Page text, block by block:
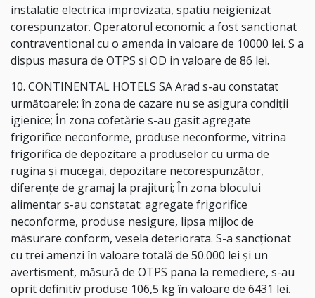
instalatie electrica improvizata, spatiu neigienizat
corespunzator. Operatorul economic a fost sanctionat
contraventional cu o amenda in valoare de 10000 lei. S a
dispus masura de OTPS si OD in valoare de 86 lei.
10. CONTINENTAL HOTELS SA Arad s-au constatat
următoarele: în zona de cazare nu se asigura condiții
igienice; În zona cofetărie s-au gasit agregate
frigorifice neconforme, produse neconforme, vitrina
frigorifica de depozitare a produselor cu urma de
rugina și mucegai, depozitare necorespunzător,
diferențe de gramaj la prajituri; În zona blocului
alimentar s-au constatat: agregate frigorifice
neconforme, produse nesigure, lipsa mijloc de
măsurare conform, vesela deteriorata. S-a sancționat
cu trei amenzi în valoare totală de 50.000 lei și un
avertisment, măsură de OTPS pana la remediere, s-au
oprit definitiv produse 106,5 kg în valoare de 6431 lei.